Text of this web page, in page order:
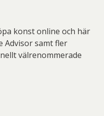
konst online och här
Advisor samt fler
välrenommerade